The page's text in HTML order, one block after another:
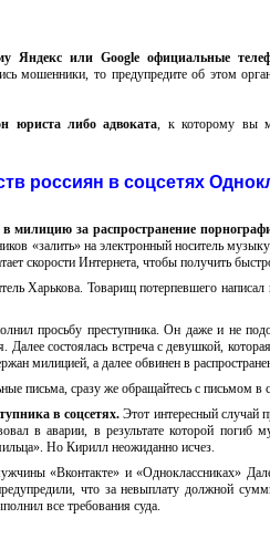
Яндекс или Google официальные
мошенники, то предупредите об этом
юриста либо адвоката, к которому вы
россиян в соцсетях
милицию за распространение
«залить» на электронный носитель
скорости Интернета, чтобы получить
Харькова. Товарищ потерпевшего
просьбу преступника. Он даже и не
состоялась встреча с девушкой,
милицией, а далее обвинен в
письма, сразу же обращайтесь с письмом в
в соцсетях.Этот интересный случай
в аварии, в результате которой погиб
Но Кирилл неожиданно исчез.
«Вконтакте» и «Одноклассниках»
что за невыплату должной
все требования суда.